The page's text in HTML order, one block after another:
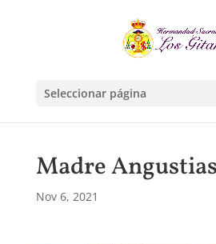
Seleccionar página
Madre
Nov 6, 2021